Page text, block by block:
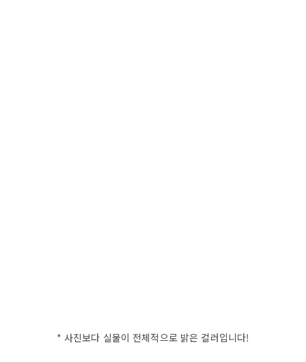
* 사진보다 실물이 전체적으로 밝은 컬러입니다!